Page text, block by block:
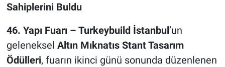
Sahiplerini Buldu
46. Yapı Fuarı – Turkeybuild İstanbul’un
geleneksel Altın Mıknatıs Stant Tasarım
Ödülleri, fuarın ikinci günü sonunda düzenlenen